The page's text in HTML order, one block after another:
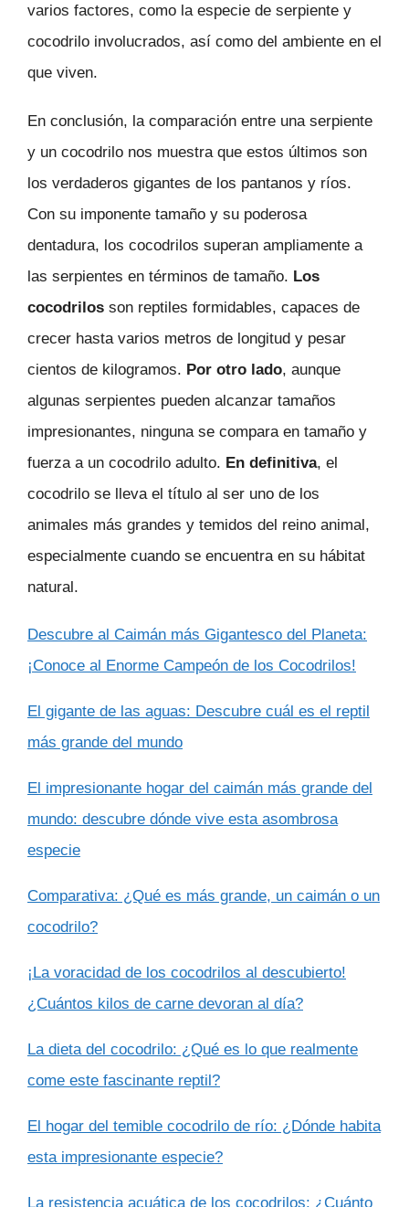
varios factores, como la especie de serpiente y
cocodrilo involucrados, así como del ambiente en el
que viven.
En conclusión, la comparación entre una serpiente
y un cocodrilo nos muestra que estos últimos son
los verdaderos gigantes de los pantanos y ríos.
Con su imponente tamaño y su poderosa
dentadura, los cocodrilos superan ampliamente a
las serpientes en términos de tamaño. Los
cocodrilos son reptiles formidables, capaces de
crecer hasta varios metros de longitud y pesar
cientos de kilogramos. Por otro lado, aunque
algunas serpientes pueden alcanzar tamaños
impresionantes, ninguna se compara en tamaño y
fuerza a un cocodrilo adulto. En definitiva, el
cocodrilo se lleva el título al ser uno de los
animales más grandes y temidos del reino animal,
especialmente cuando se encuentra en su hábitat
natural.
Descubre al Caimán más Gigantesco del Planeta:
¡Conoce al Enorme Campeón de los Cocodrilos!
El gigante de las aguas: Descubre cuál es el reptil
más grande del mundo
El impresionante hogar del caimán más grande del
mundo: descubre dónde vive esta asombrosa
especie
Comparativa: ¿Qué es más grande, un caimán o un
cocodrilo?
¡La voracidad de los cocodrilos al descubierto!
¿Cuántos kilos de carne devoran al día?
La dieta del cocodrilo: ¿Qué es lo que realmente
come este fascinante reptil?
El hogar del temible cocodrilo de río: ¿Dónde habita
esta impresionante especie?
La resistencia acuática de los cocodrilos: ¿Cuánto